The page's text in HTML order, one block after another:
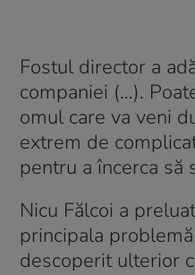
Fostul director a
companiei (…).
omul care va veni
extrem de
pentru a încerca să
Nicu Fălcoi a
principala
descoperit ulterior